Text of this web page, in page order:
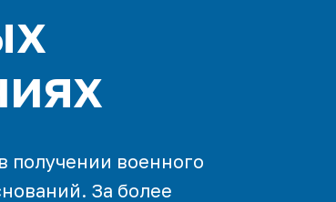
получении военного
За более